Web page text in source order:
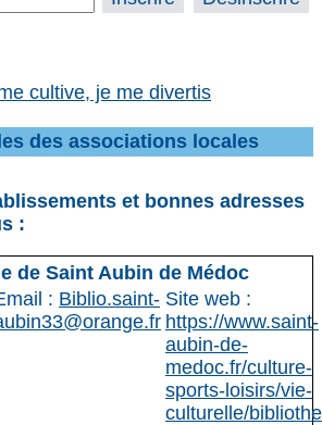
cultive, je me divertis
des associations locales
et bonnes adresses
:
de Saint Aubin de Médoc
: Biblio.saint- Site web :
https://www.saint-
aubin-de-
medoc.fr/culture-
sports-loisirs/vie-
culturelle/